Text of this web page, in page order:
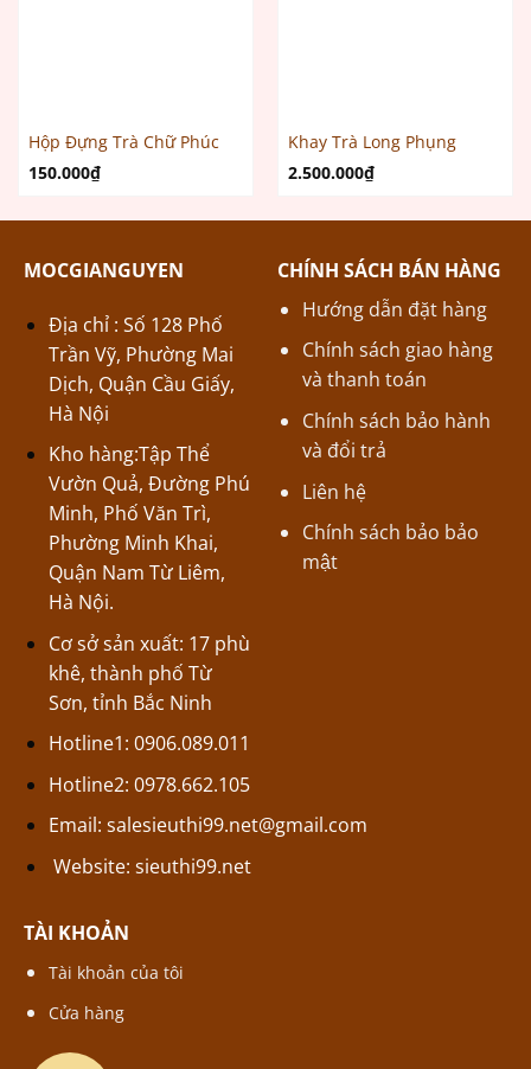
Hộp Đựng Trà Chữ Phúc
150.000₫
Khay Trà Long Phụng
2.500.000₫
MOCGIANGUYEN
Địa chỉ : Số 128 Phố
Trần Vỹ, Phường Mai
Dịch, Quận Cầu Giấy,
Hà Nội
Kho hàng:Tập Thể
Vườn Quả, Đường Phú
Minh, Phố Văn Trì,
Phường Minh Khai,
Quận Nam Từ Liêm,
Hà Nội.
Cơ sở sản xuất: 17 phù
khê, thành phố Từ
Sơn, tỉnh Bắc Ninh
Hotline1: 0906.089.011
Hotline2: 0978.662.105
Email: salesieuthi99.net@gmail.com
Website: sieuthi99.net
CHÍNH SÁCH BÁN HÀNG
Hướng dẫn đặt hàng
Chính sách giao hàng
và thanh toán
Chính sách bảo hành
và đổi trả
Liên hệ
Chính sách bảo bảo
mật
TÀI KHOẢN
Tài khoản của tôi
Cửa hàng